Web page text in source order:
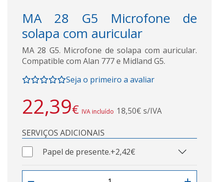
MA 28 G5 Microfone de
solapa com auricular
MA 28 G5. Microfone de solapa com auricular.
Compatible com Alan 777 e Midland G5.
Seja o primeiro a avaliar
22,39€ IVA incluído 18,50€ s/IVA
SERVIÇOS ADICIONAIS
Papel de presente.+2,42€